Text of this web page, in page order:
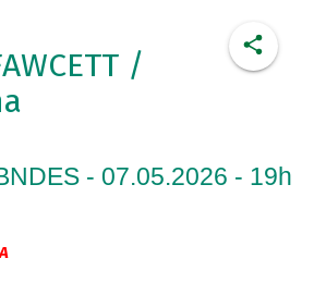
/
- 07.05.2026 - 19h